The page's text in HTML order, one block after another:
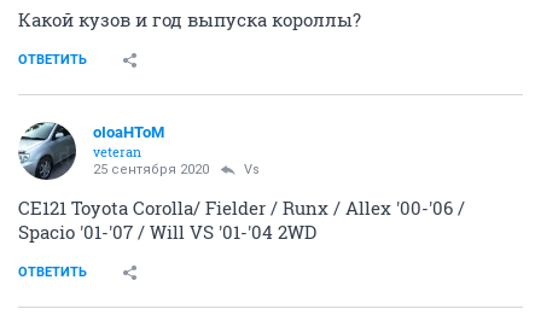
Какой кузов и год выпуска короллы?
ОТВЕТИТЬ
oIoaHToM
veteran
25 сентября 2020 Vs
CE121 Toyota Corolla/ Fielder / Runx / Allex '00-'06 /
Spacio '01-'07 / Will VS '01-'04 2WD
ОТВЕТИТЬ